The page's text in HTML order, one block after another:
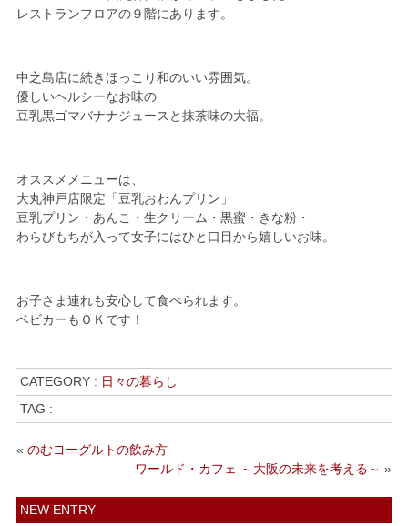
レストランフロアの９階にあります。
中之島店に続きほっこり和のいい雰囲気。
優しいヘルシーなお味の
豆乳黒ゴマバナナジュースと抹茶味の大福。
オススメメニューは、
大丸神戸店限定「豆乳おわんプリン」
豆乳プリン・あんこ・生クリーム・黒蜜・きな粉・
わらびもちが入って女子にはひと口目から嬉しいお味。
お子さま連れも安心して食べられます。
ベビカーもＯＫです！
CATEGORY : 日々の暮らし
TAG :
« のむヨーグルトの飲み方
ワールド・カフェ ～大阪の未来を考える～ »
NEW ENTRY